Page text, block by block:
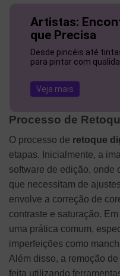
Artistas:
que Precisa
Desde pincéis até
para pintar com
Veja mais
Processo de
O processo de retoque
etapas. Inicialmente, a
software de edição, onde
que necessitam de
envolve a correção de
contraste e saturação.
uma prática comum,
imperfeições como
Além disso, a remoção
feita utilizando